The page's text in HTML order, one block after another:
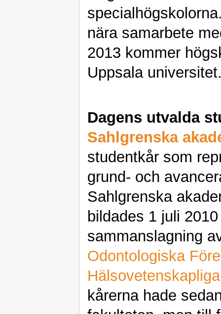
nära samarbete
2013 kommer
Uppsala
Dagens utvalda
Sahlgrenska
studentkår som
grund- och
Sahlgrenska
bildades 1 juli
sammanslagning
Odontologiska
kårerna hade